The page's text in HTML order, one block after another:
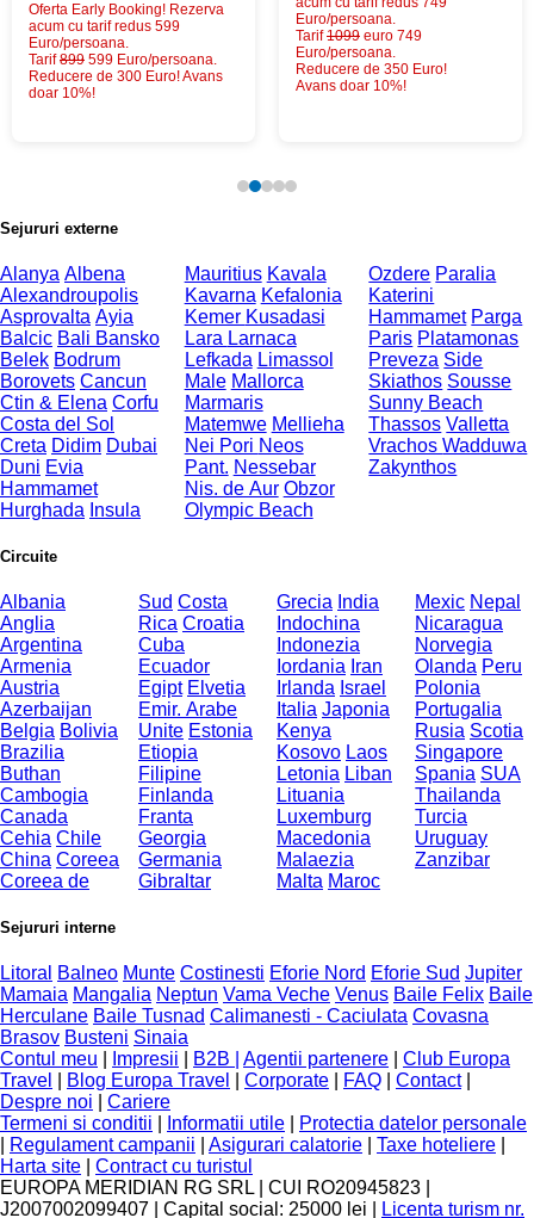
Oferta Early Booking! Rezerva
acum cu tarif redus 599
Euro/persoana.
Tarif899 599 Euro/persoana.
Reducere de 300 Euro! Avans
doar 10%!
Euro/persoana.
Tarif1099 euro 749
Euro/persoana.
Reducere de 350 Euro!
Avans doar 10%!
Sejururi externe
Alanya Albena
Alexandroupolis
Asprovalta Ayia
Balcic Bali Bansko
Belek Bodrum
Borovets Cancun
Ctin & Elena Corfu
Costa del Sol
Creta Didim Dubai
Duni Evia
Hammamet
Hurghada Insula
Mauritius Kavala
Kavarna Kefalonia
Kemer Kusadasi
Lara Larnaca
Lefkada Limassol
Male Mallorca
Marmaris
Matemwe Mellieha
Nei Pori Neos
Pant. Nessebar
Nis. de Aur Obzor
Olympic Beach
Ozdere Paralia
Katerini
Hammamet Parga
Paris Platamonas
Preveza Side
Skiathos Sousse
Sunny Beach
Thassos Valletta
VrachosWadduwa
Zakynthos
Circuite
Albania
Anglia
Argentina
Armenia
Austria
Azerbaijan
Belgia Bolivia
Brazilia
Buthan
Cambogia
Canada
Cehia Chile
China Coreea
Coreea de
Sud Costa
Rica Croatia
Cuba
Ecuador
Egipt Elvetia
Emir. Arabe
Unite Estonia
Etiopia
Filipine
Finlanda
Franta
Georgia
Germania
Gibraltar
Grecia India
Indochina
Indonezia
Iordania Iran
Irlanda Israel
Italia Japonia
Kenya
Kosovo Laos
Letonia Liban
Lituania
Luxemburg
Macedonia
Malaezia
Malta Maroc
Mexic Nepal
Nicaragua
Norvegia
Olanda Peru
Polonia
Portugalia
Rusia Scotia
Singapore
Spania SUA
Thailanda
Turcia
Uruguay
Zanzibar
Sejururi interne
Litoral Balneo Munte Costinesti Eforie Nord Eforie Sud Jupiter
Mamaia Mangalia Neptun Vama Veche Venus Baile Felix Baile
Herculane Baile Tusnad Calimanesti - Caciulata Covasna
Brasov Busteni Sinaia
Contul meu
Impresii B2B | Agentii partenere
Club Europa
Travel
Blog Europa Travel Corporate FAQ Contact|
Despre noi
Cariere
Termeni si conditii
Informatii utile
Protectia datelor personale
Regulament campanii Asigurari calatorie Taxe hoteliere
Harta site
Contract cu turistul
EUROPA MERIDIAN RG SRL| CUI RO20945823
J2007002099407
Capital social: 25000 lei Licenta turism nr.